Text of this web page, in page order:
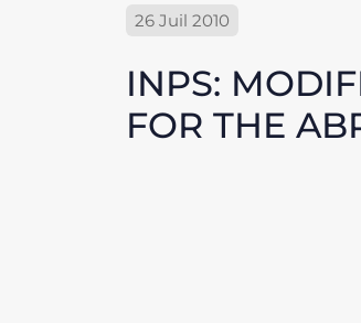
26 Juil 2010
INPS:
FOR THE